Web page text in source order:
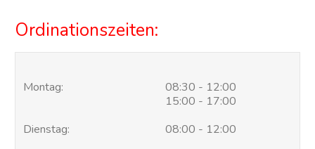
Ordinationszeiten:
Montag:
08:30 - 12:00
15:00 - 17:00
Dienstag:
08:00 - 12:00